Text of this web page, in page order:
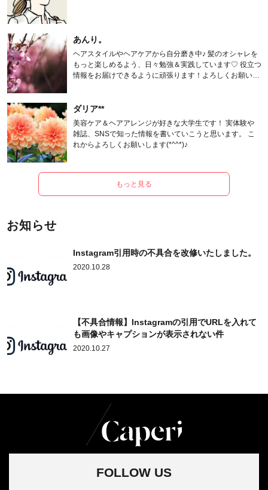
あんり。
ヘアスタイルやヘアケアから自分磨き中♪ 髪のオシャレを
もっと楽しめるよう、日々勉強＆実践しています♡ 役立つ
情報をお届けできるように頑張ります！よろしくお願いし
ダリア**
美容ケア＆ヘアアレンジが好きな大学生です！ 実体験や
雑誌、SNSで知った情報を書いていこうと思います。 こ
れからよろしくお願いします(*^^*)♪
もっと見る
お知らせ
Instagram引用時の不具合を改修いたしました。
2020.10.28
【不具合情報】Instagramの引用でURLを入れて
も画像やキャプションが表示されない件
2020.10.27
FOLLOW US